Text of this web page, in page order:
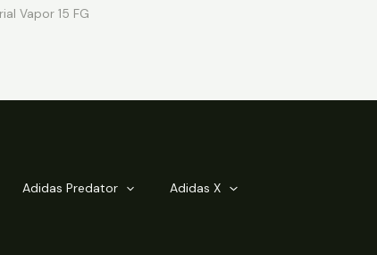
Vapor 15 FG
Adidas Predator
Adidas X